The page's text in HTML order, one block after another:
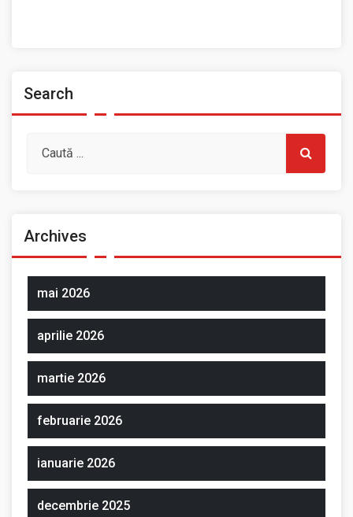
Search
Archives
mai 2026
aprilie 2026
martie 2026
februarie 2026
ianuarie 2026
decembrie 2025